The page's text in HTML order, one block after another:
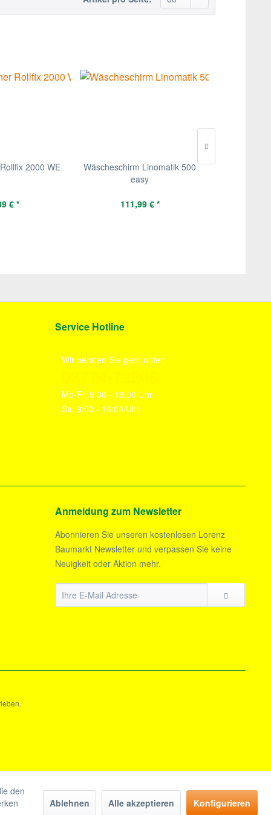
2000 WE
€ *
Wäscheschirm Linomatik 500
easy
111,99 € *
Service Hotline
Wir beraten Sie gern unter:
Mo-Fr, 9:00 - 19:00 Uhr
Sa. 9:00 - 16:00 Uhr
Anmeldung zum Newsletter
Abonnieren Sie unseren kostenlosen Lorenz
Baumarkt Newsletter und verpassen Sie keine
Neuigkeit oder Aktion mehr.
den
Ablehnen Alle akzeptieren Konfigurieren